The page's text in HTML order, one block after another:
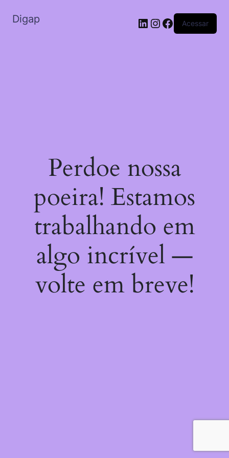
Digap Acessar
Perdoe nossa
poeira! Estamos
trabalhando em
algo incrível —
volte em breve!